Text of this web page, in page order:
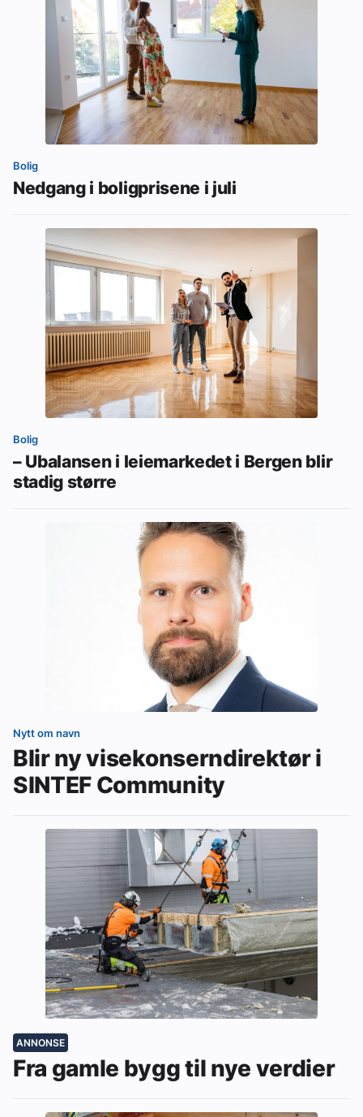
Bolig
Nedgang i boligprisene i juli
Bolig
– Ubalansen i leiemarkedet i Bergen blir
stadig større
Nytt om navn
Blir ny visekonserndirektør i
SINTEF Community
ANNONSE
Fra gamle bygg til nye verdier